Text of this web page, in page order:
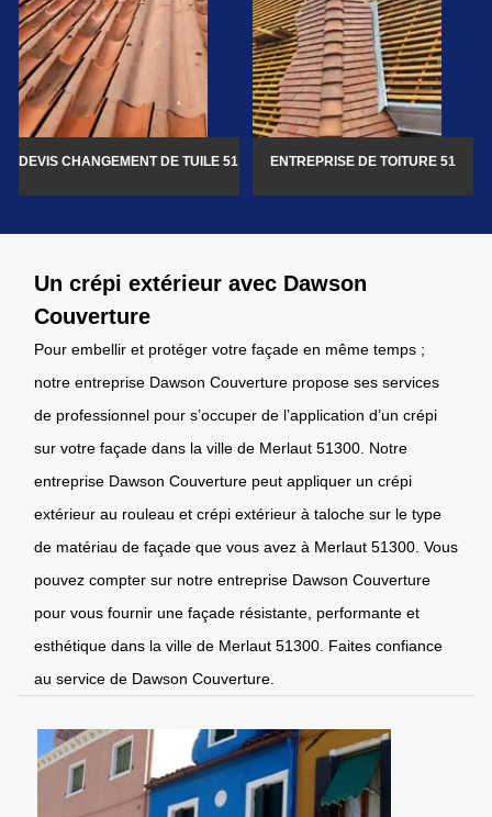
DEVIS CHANGEMENT DE TUILE 51 ENTREPRISE DE TOITURE 51
Un crépi extérieur avec Dawson
Couverture
Pour embellir et protéger votre façade en même temps ;
notre entreprise Dawson Couverture propose ses services
de professionnel pour s’occuper de l’application d’un crépi
sur votre façade dans la ville de Merlaut 51300. Notre
entreprise Dawson Couverture peut appliquer un crépi
extérieur au rouleau et crépi extérieur à taloche sur le type
de matériau de façade que vous avez à Merlaut 51300. Vous
pouvez compter sur notre entreprise Dawson Couverture
pour vous fournir une façade résistante, performante et
esthétique dans la ville de Merlaut 51300. Faites confiance
au service de Dawson Couverture.